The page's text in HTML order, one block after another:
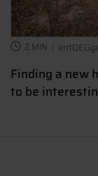
2 MIN
Finding a new
to be